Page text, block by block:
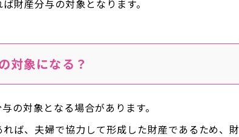
財産分与の対象となります。
対象になる？
の対象となる場合があります。
ば、夫婦で協力して形成した財産であるため、財